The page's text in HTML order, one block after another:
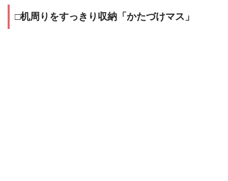
□机周りをすっきり収納「かたづけマス」